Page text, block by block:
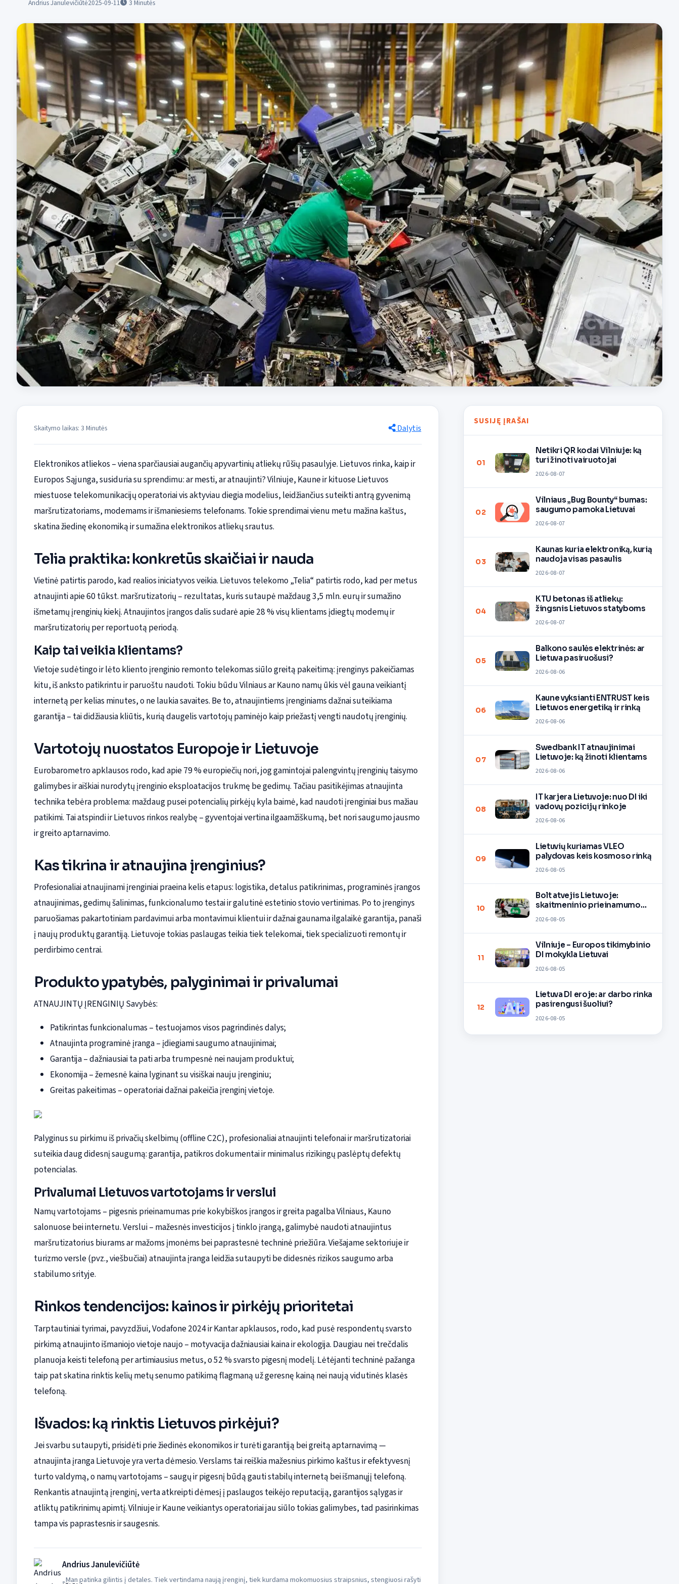
Andrius Janulevičiūtė2025-09-11 3 Minutės
Skaitymo laikas: 3 Minutės Dalytis
Elektronikos atliekos – viena sparčiausiai augančių apyvartinių atliekų rūšių pasaulyje. Lietuvos rinka, kaip ir
Europos Sąjunga, susiduria su sprendimu: ar mesti, ar atnaujinti? Vilniuje, Kaune ir kituose Lietuvos
miestuose telekomunikacijų operatoriai vis aktyviau diegia modelius, leidžiančius suteikti antrą gyvenimą
maršrutizatoriams, modemams ir išmaniesiems telefonams. Tokie sprendimai vienu metu mažina kaštus,
skatina žiedinę ekonomiką ir sumažina elektronikos atliekų srautus.
Telia praktika: konkretūs skaičiai ir nauda
Vietinė patirtis parodo, kad realios iniciatyvos veikia. Lietuvos telekomo „Telia“ patirtis rodo, kad per metus
atnaujinti apie 60 tūkst. maršrutizatorių – rezultatas, kuris sutaupė maždaug 3,5 mln. eurų ir sumažino
išmetamų įrenginių kiekį. Atnaujintos įrangos dalis sudarė apie 28 % visų klientams įdiegtų modemų ir
maršrutizatorių per reportuotą periodą.
Kaip tai veikia klientams?
Vietoje sudėtingo ir lėto kliento įrenginio remonto telekomas siūlo greitą pakeitimą: įrenginys pakeičiamas
kitu, iš anksto patikrintu ir paruoštu naudoti. Tokiu būdu Vilniaus ar Kauno namų ūkis vėl gauna veikiantį
internetą per kelias minutes, o ne laukia savaites. Be to, atnaujintiems įrenginiams dažnai suteikiama
garantija – tai didžiausia kliūtis, kurią daugelis vartotojų paminėjo kaip priežastį vengti naudotų įrenginių.
Vartotojų nuostatos Europoje ir Lietuvoje
Eurobarometro apklausos rodo, kad apie 79 % europiečių nori, jog gamintojai palengvintų įrenginių taisymo
galimybes ir aiškiai nurodytų įrenginio eksploatacijos trukmę be gedimų. Tačiau pasitikėjimas atnaujinta
technika tebėra problema: maždaug pusei potencialių pirkėjų kyla baimė, kad naudoti įrenginiai bus mažiau
patikimi. Tai atspindi ir Lietuvos rinkos realybę – gyventojai vertina ilgaamžiškumą, bet nori saugumo jausmo
ir greito aptarnavimo.
Kas tikrina ir atnaujina įrenginius?
Profesionaliai atnaujinami įrenginiai praeina kelis etapus: logistika, detalus patikrinimas, programinės įrangos
atnaujinimas, gedimų šalinimas, funkcionalumo testai ir galutinė estetinio stovio vertinimas. Po to įrenginys
paruošiamas pakartotiniam pardavimui arba montavimui klientui ir dažnai gaunama ilgalaikė garantija, panaši
į naujų produktų garantiją. Lietuvoje tokias paslaugas teikia tiek telekomai, tiek specializuoti remontų ir
perdirbimo centrai.
Produkto ypatybės, palyginimai ir privalumai
ATNAUJINTŲ ĮRENGINIŲ Savybės:
Patikrintas funkcionalumas – testuojamos visos pagrindinės dalys;
Atnaujinta programinė įranga – įdiegiami saugumo atnaujinimai;
Garantija – dažniausiai ta pati arba trumpesnė nei naujam produktui;
Ekonomija – žemesnė kaina lyginant su visiškai nauju įrenginiu;
Greitas pakeitimas – operatoriai dažnai pakeičia įrenginį vietoje.
Palyginus su pirkimu iš privačių skelbimų (offline C2C), profesionaliai atnaujinti telefonai ir maršrutizatoriai
suteikia daug didesnį saugumą: garantija, patikros dokumentai ir minimalus rizikingų paslėptų defektų
potencialas.
Privalumai Lietuvos vartotojams ir verslui
Namų vartotojams – pigesnis prieinamumas prie kokybiškos įrangos ir greita pagalba Vilniaus, Kauno
salonuose bei internetu. Verslui – mažesnės investicijos į tinklo įrangą, galimybė naudoti atnaujintus
maršrutizatorius biurams ar mažoms įmonėms bei paprastesnė techninė priežiūra. Viešajame sektoriuje ir
turizmo versle (pvz., viešbučiai) atnaujinta įranga leidžia sutaupyti be didesnės rizikos saugumo arba
stabilumo srityje.
Rinkos tendencijos: kainos ir pirkėjų prioritetai
Tarptautiniai tyrimai, pavyzdžiui, Vodafone 2024 ir Kantar apklausos, rodo, kad pusė respondentų svarsto
pirkimą atnaujinto išmaniojo vietoje naujo – motyvacija dažniausiai kaina ir ekologija. Daugiau nei trečdalis
planuoja keisti telefoną per artimiausius metus, o 52 % svarsto pigesnį modelį. Lėtėjanti techninė pažanga
taip pat skatina rinktis kelių metų senumo patikimą flagmaną už geresnę kainą nei naują vidutinės klasės
telefoną.
Išvados: ką rinktis Lietuvos pirkėjui?
Jei svarbu sutaupyti, prisidėti prie žiedinės ekonomikos ir turėti garantiją bei greitą aptarnavimą —
atnaujinta įranga Lietuvoje yra verta dėmesio. Verslams tai reiškia mažesnius pirkimo kaštus ir efektyvesnį
turto valdymą, o namų vartotojams – saugų ir pigesnį būdą gauti stabilų internetą bei išmanųjį telefoną.
Renkantis atnaujintą įrenginį, verta atkreipti dėmesį į paslaugos teikėjo reputaciją, garantijos sąlygas ir
atliktų patikrinimų apimtį. Vilniuje ir Kaune veikiantys operatoriai jau siūlo tokias galimybes, tad pasirinkimas
tampa vis paprastesnis ir saugesnis.
Andrius Janulevičiūtė
„Man patinka gilintis į detales. Tiek vertindama naują įrenginį, tiek kurdama mokomuosius straipsnius, stengiuosi rašyti
SUSIJĘ ĮRAŠAI
01
Netikri QR kodai Vilniuje: ką
turi žinoti vairuotojai
2026-08-07
02
Vilniaus „Bug Bounty“ bumas:
saugumo pamoka Lietuvai
2026-08-07
03
Kaunas kuria elektroniką, kurią
naudoja visas pasaulis
2026-08-07
04
KTU betonas iš atliekų:
žingsnis Lietuvos statyboms
2026-08-07
05
Balkono saulės elektrinės: ar
Lietuva pasiruošusi?
2026-08-06
06
Kaune vyksianti ENTRUST keis
Lietuvos energetiką ir rinką
2026-08-06
07
Swedbank IT atnaujinimai
Lietuvoje: ką žinoti klientams
2026-08-06
08
IT karjera Lietuvoje: nuo DI iki
vadovų pozicijų rinkoje
2026-08-06
09
Lietuvių kuriamas VLEO
palydovas keis kosmoso rinką
2026-08-05
10
Bolt atvejis Lietuvoje:
skaitmeninio prieinamumo
2026-08-05
11
Vilniuje – Europos tikimybinio
DI mokykla Lietuvai
2026-08-05
12
Lietuva DI eroje: ar darbo rinka
pasirengusi šuoliui?
2026-08-05